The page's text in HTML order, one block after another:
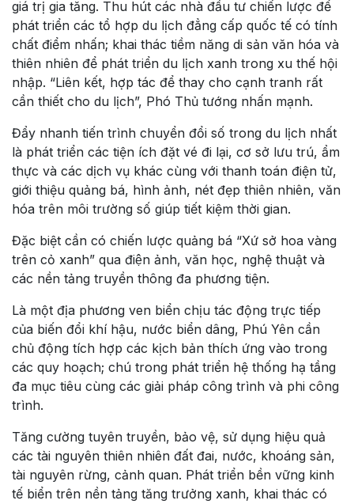
giá trị gia tăng. Thu hút các nhà đầu tư chiến lược để
phát triển các tổ hợp du lịch đẳng cấp quốc tế có tính
chất điểm nhấn; khai thác tiềm năng di sản văn hóa và
thiên nhiên để phát triển du lịch xanh trong xu thế hội
nhập. “Liên kết, hợp tác để thay cho cạnh tranh rất
cần thiết cho du lịch”, Phó Thủ tướng nhấn mạnh.
Đẩy nhanh tiến trình chuyển đổi số trong du lịch nhất
là phát triển các tiện ích đặt vé đi lại, cơ sở lưu trú, ẩm
thực và các dịch vụ khác cùng với thanh toán điện tử,
giới thiệu quảng bá, hình ảnh, nét đẹp thiên nhiên, văn
hóa trên môi trường số giúp tiết kiệm thời gian.
Đặc biệt cần có chiến lược quảng bá “Xứ sở hoa vàng
trên cỏ xanh” qua điện ảnh, văn học, nghệ thuật và
các nền tảng truyền thông đa phương tiện.
Là một địa phương ven biển chịu tác động trực tiếp
của biến đổi khí hậu, nước biển dâng, Phú Yên cần
chủ động tích hợp các kịch bản thích ứng vào trong
các quy hoạch; chú trong phát triển hệ thống hạ tầng
đa mục tiêu cùng các giải pháp công trình và phi công
trình.
Tăng cường tuyên truyền, bảo vệ, sử dụng hiệu quả
các tài nguyên thiên nhiên đất đai, nước, khoáng sản,
tài nguyên rừng, cảnh quan. Phát triển bền vững kinh
tế biển trên nền tảng tăng trưởng xanh, khai thác có